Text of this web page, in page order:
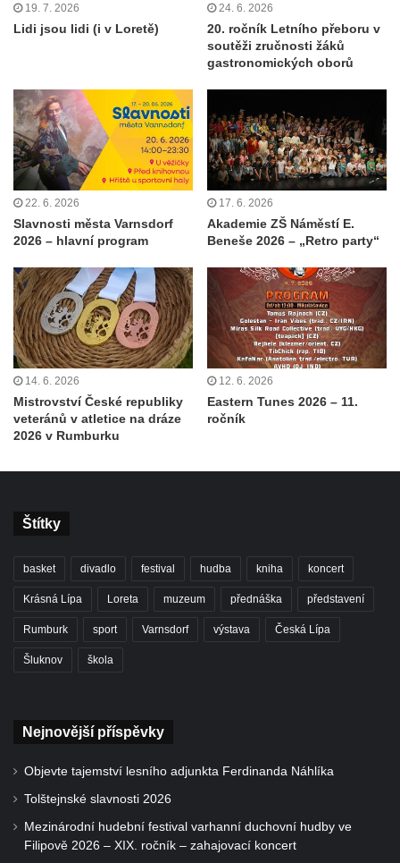
19. 7. 2026
Lidi jsou lidi (i v Loretě)
24. 6. 2026
20. ročník Letního přeboru v
soutěži zručnosti žáků
gastronomických oborů
22. 6. 2026
Slavnosti města Varnsdorf
2026 – hlavní program
17. 6. 2026
Akademie ZŠ Náměstí E.
Beneše 2026 – „Retro party“
14. 6. 2026
Mistrovství České republiky
veteránů v atletice na dráze
2026 v Rumburku
12. 6. 2026
Eastern Tunes 2026 – 11.
ročník
Štítky
basket divadlo festival hudba kniha koncert
Krásná Lípa Loreta muzeum přednáška představení
Rumburk sport Varnsdorf výstava Česká Lípa
Šluknov škola
Nejnovější příspěvky
Objevte tajemství lesního adjunkta Ferdinanda Náhlíka
Tolštejnské slavnosti 2026
Mezinárodní hudební festival varhanní duchovní hudby ve
Filipově 2026 – XIX. ročník – zahajovací koncert